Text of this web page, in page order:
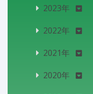
2023年
2022年
2021年
2020年